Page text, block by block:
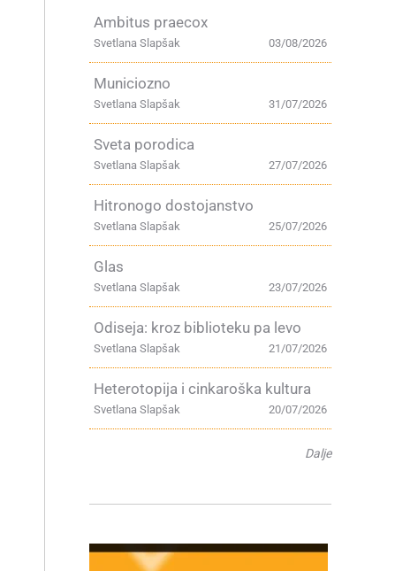
Ambitus praecox
03/08/2026
Svetlana Slapšak
Municiozno
31/07/2026
Svetlana Slapšak
Sveta porodica
27/07/2026
Svetlana Slapšak
Hitronogo dostojanstvo
25/07/2026
Svetlana Slapšak
Glas
23/07/2026
Svetlana Slapšak
Odiseja: kroz biblioteku pa levo
21/07/2026
Svetlana Slapšak
Heterotopija i cinkaroška kultura
20/07/2026
Svetlana Slapšak
Dalje